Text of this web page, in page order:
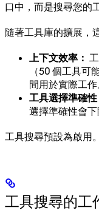
口中，而是搜尋您的
隨著工具庫的擴展，
上下文效率：
（50 個工具可
間用於實際工作
工具選擇準確性
選擇準確性會下
工具搜尋預設為啟用。
工具搜尋的工